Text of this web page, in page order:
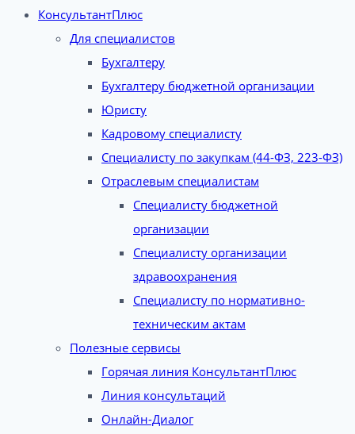
КонсультантПлюс
Для специалистов
Бухгалтеру
Бухгалтеру бюджетной организации
Юристу
Кадровому специалисту
Специалисту по закупкам (44-ФЗ, 223-ФЗ)
Отраслевым специалистам
Специалисту бюджетной
организации
Специалисту организации
здравоохранения
Специалисту по нормативно-
техническим актам
Полезные сервисы
Горячая линия КонсультантПлюс
Линия консультаций
Онлайн-Диалог